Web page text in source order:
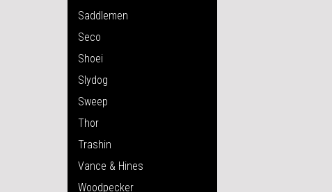
Saddlemen
Seco
Shoei
Slydog
Sweep
Thor
Trashin
Vance & Hines
Woodpecker